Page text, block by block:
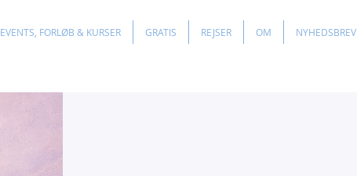
EVENTS, FORLØB & KURSER GRATIS REJSER OM NYHEDSBREV